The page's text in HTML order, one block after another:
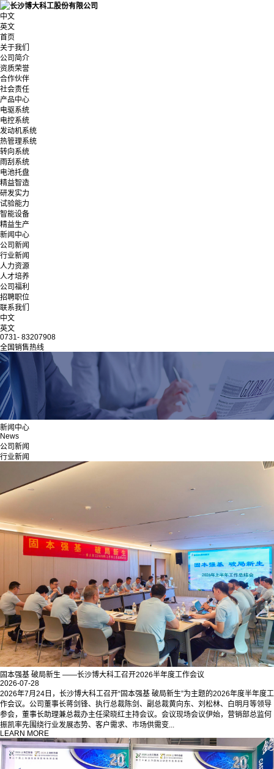
中文
英文
首页
关于我们
公司简介
资质荣誉
合作伙伴
社会责任
产品中心
电驱系统
电控系统
发动机系统
热管理系统
转向系统
雨刮系统
电池托盘
精益智造
研发实力
试验能力
智能设备
精益生产
新闻中心
公司新闻
行业新闻
人力资源
人才培养
公司福利
招聘职位
联系我们
中文
英文
0731- 83207908
全国销售热线
新闻中心
News
公司新闻
行业新闻
固本强基 破局新生 ——长沙博大科工召开2026半年度工作会议
2026-07-28
2026年7月24日，长沙博大科工召开“固本强基 破局新生”为主题的2026年度半年度工
作会议。公司董事长蒋剑锋、执行总裁陈剑、副总裁黄向东、刘松林、白明月等领导
参会，董事长助理兼总裁办主任梁晓红主持会议。会议现场会议伊始，营销部总监何
振凯率先围绕行业发展态势、客户需求、市场供需变...
LEARN MORE